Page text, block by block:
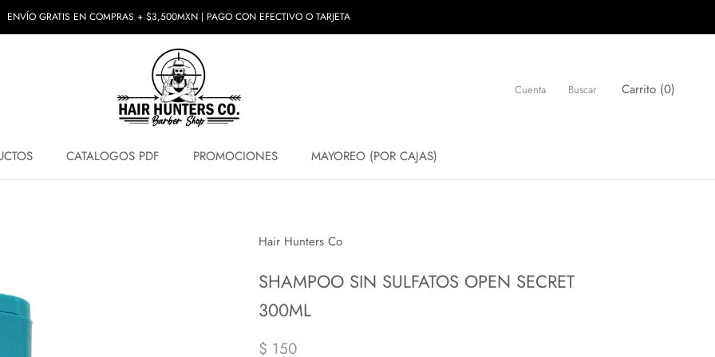
ENVÍO GRATIS EN COMPRAS + $3,500MXN | PAGO CON EFECTIVO O TARJETA
CATALOGOS PDF
PROMOCIONES
MAYOREO (POR CAJAS)
Cuenta Buscar Carrito (0)
Hair Hunters Co
SHAMPOO SIN SULFATOS OPEN SECRET
300ML
$ 150